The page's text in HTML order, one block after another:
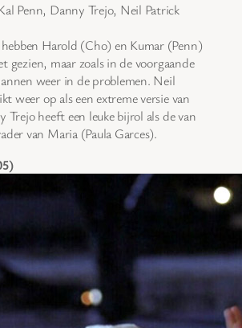
Penn, Danny Trejo, Neil Patrick
Harold (Cho) en Kumar (Penn)
gezien, maar zoals in de voorgaande
weer in de problemen. Neil
weer op als een extreme versie van
Trejo heeft een leuke bijrol als de van
van Maria (Paula Garces).